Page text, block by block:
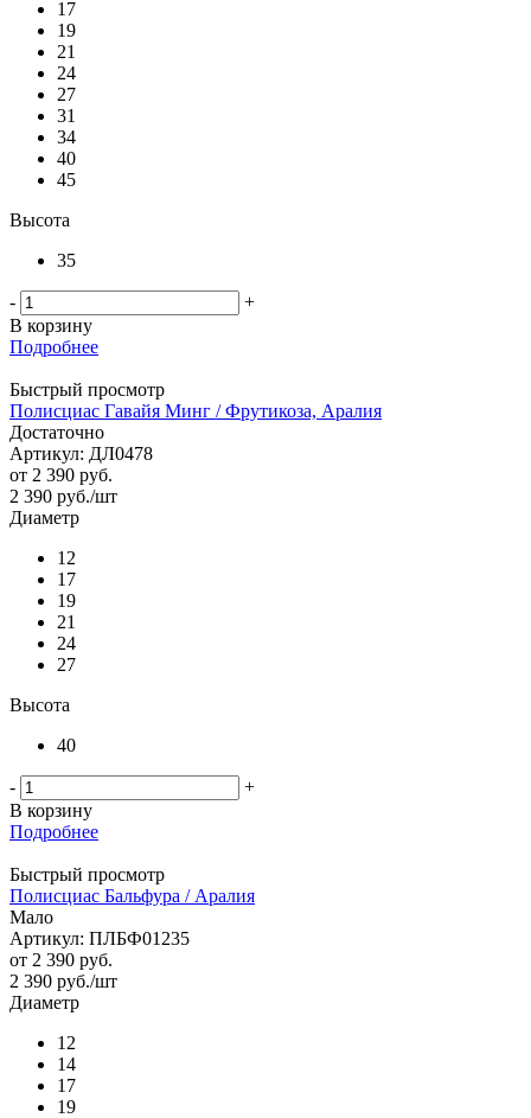
17
19
21
24
27
31
34
40
45
Высота
35
-
+
В корзину
Подробнее
Быстрый просмотр
Полисциас Гавайя Минг / Фрутикоза, Аралия
Достаточно
Артикул: ДЛ0478
от 2 390 руб.
2 390 руб./шт
Диаметр
12
17
19
21
24
27
Высота
40
-
+
В корзину
Подробнее
Быстрый просмотр
Полисциас Бальфура / Аралия
Мало
Артикул: ПЛБФ01235
от 2 390 руб.
2 390 руб./шт
Диаметр
12
14
17
19